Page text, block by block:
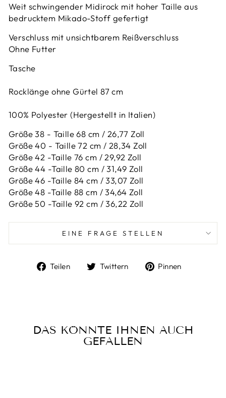
Weit schwingender Midirock mit hoher Taille aus
bedrucktem Mikado-Stoff gefertigt
Verschluss mit unsichtbarem Reißverschluss
Ohne Futter
Tasche
Rocklänge ohne Gürtel 87 cm
100% Polyester (Hergestellt in Italien)
Größe 38 - Taille 68 cm / 26,77 Zoll
Größe 40 - Taille 72 cm / 28,34 Zoll
Größe 42 -Taille 76 cm / 29,92 Zoll
Größe 44 -Taille 80 cm / 31,49 Zoll
Größe 46 -Taille 84 cm / 33,07 Zoll
Größe 48 -Taille 88 cm / 34,64 Zoll
Größe 50 -Taille 92 cm / 36,22 Zoll
EINE FRAGE STELLEN
Teilen
Auf
Twittern
Auf
Pinnen
DAS KÖNNTE IHNEN AUCH
GEFALLEN